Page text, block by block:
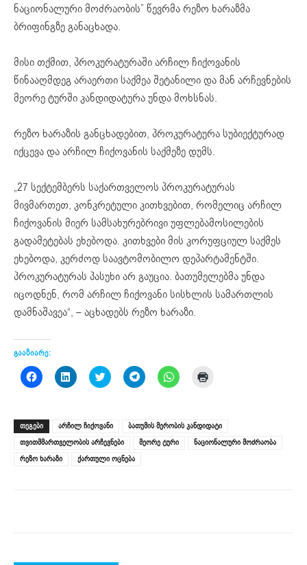
ნაციონალური მოძრაობის” წევრმა რეზო ხარაზმა
ბრიფინგზე განაცხადა.
მისი თქმით, პროკურატურაში არჩილ ჩიქოვანის
წინააღმდეგ არაერთი საქმეა შეტანილი და მან არჩევნების
მეორე ტურში კანდიდატურა უნდა მოხსნას.
რეზო ხარაზის განცხადებით, პროკურატურა სუბიექტურად
იქცევა და არჩილ ჩიქოვანის საქმეზე დუმს.
„27 სექტემბერს საქართველოს პროკურატურას
მივმართეთ, კონკრეტული კითხვებით, რომელიც არჩილ
ჩიქოვანის მიერ სამსახურებრივი უფლებამოსილების
გადამეტებას ეხებოდა. კითხვები მის კორუფციულ საქმეს
ეხებოდა, კერძოდ საავტომობილო დეპარტამენტში.
პროკურატურას პასუხი არ გაუცია. ბათუმელებმა უნდა
იცოდნენ, რომ არჩილ ჩიქოვანი სისხლის სამართლის
დამნაშავეა“, – აცხადებს რეზო ხარაზი.
გააზიარე:
Click
to
(Opens
in
new
window)
Click
to
(Opens
in
new
window)
Click
to
(Opens
in
new
window)
Click
to
(Opens
in
new
window)
Click
to
(Opens
in
new
window)
window)
ᲗᲔᲒᲔᲑᲘ არჩილ ჩიქოვანი
ბათუმის მერობის კანდიდატი
თვითმმართველობის არჩევნები
მეორე ტური
ნაციონალური მოძრაობა
რეზო ხარაზი
ქართული ოცნება